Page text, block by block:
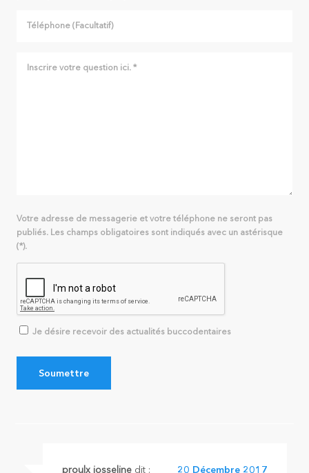
Votre adresse de messagerie et votre téléphone ne seront pas
publiés. Les champs obligatoires sont indiqués avec un astérisque
(*).
Je désire recevoir des actualités buccodentaires
proulx josseline dit : 20 Décembre 2017